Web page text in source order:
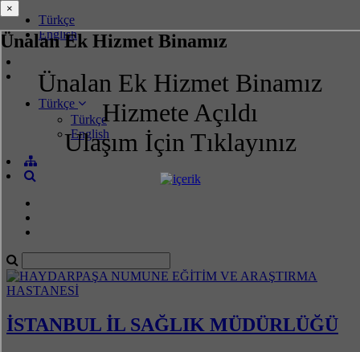
Ünalan Ek Hizmet Binamız
Ünalan Ek Hizmet Binamız
Hizmete Açıldı
Ulaşım İçin Tıklayınız
Türkçe
English
Türkçe
Türkçe
English
İSTANBUL İL SAĞLIK MÜDÜRLÜĞÜ
×